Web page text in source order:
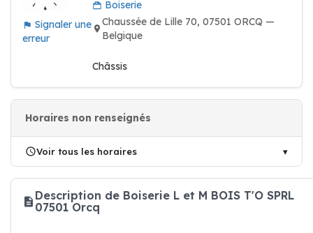
Signaler une
erreur
Boiserie
Chaussée de Lille 70, 07501 ORCQ —
Belgique
Châssis
Horaires non renseignés
Voir tous les horaires
Description de Boiserie L et M BOIS T'O SPRL
07501 Orcq